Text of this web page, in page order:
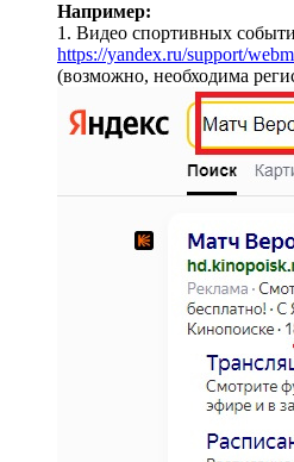
Например:
1. Видео спортивных
https://yandex.ru/support/
(возможно, необходима